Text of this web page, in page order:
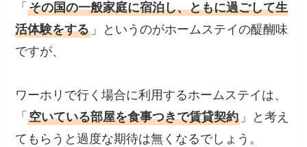
「その国の一般家庭に宿泊し、ともに過ごして生
活体験をする 」というのがホームステイの醍醐味
ですが、
ワーホリで行く場合に利用するホームステイは、
「空いている部屋を食事つきで賃貸契約 」と考え
てもらうと過度な期待は無くなるでしょう。